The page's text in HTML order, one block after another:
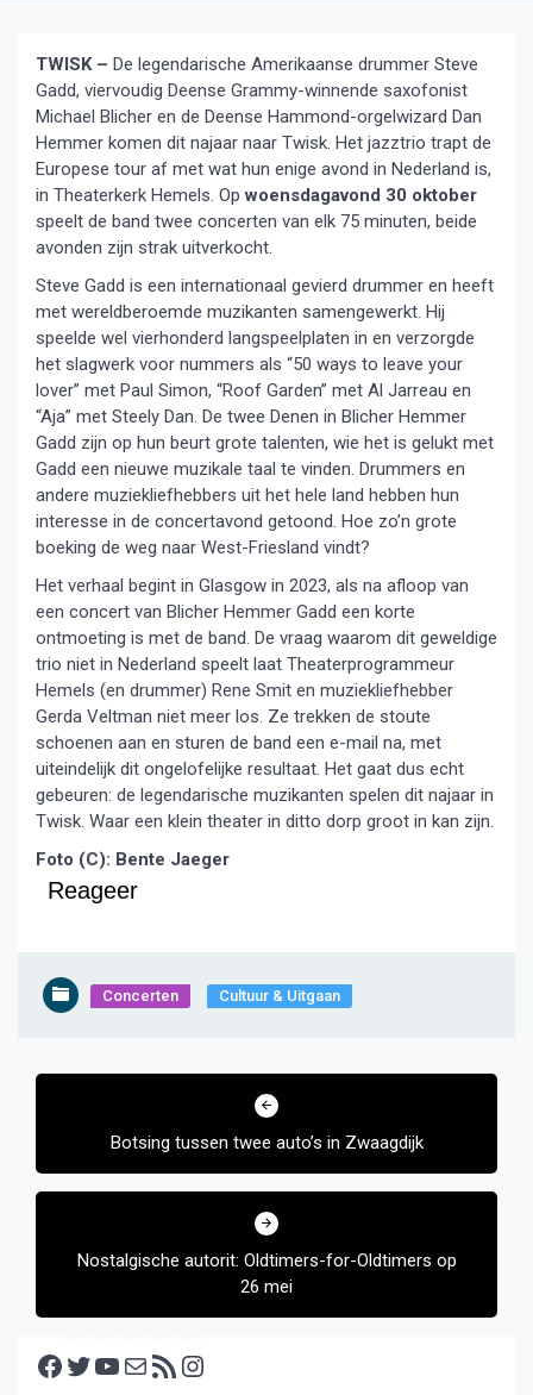
TWISK – De legendarische Amerikaanse drummer Steve
Gadd, viervoudig Deense Grammy-winnende saxofonist
Michael Blicher en de Deense Hammond-orgelwizard Dan
Hemmer komen dit najaar naar Twisk. Het jazztrio trapt de
Europese tour af met wat hun enige avond in Nederland is,
in Theaterkerk Hemels. Opwoensdagavond 30 oktober
speelt de band twee concerten van elk 75 minuten, beide
avonden zijn strak uitverkocht.
Steve Gadd is een internationaal gevierd drummer en heeft
met wereldberoemde muzikanten samengewerkt. Hij
speelde wel vierhonderd langspeelplaten in en verzorgde
het slagwerk voor nummers als “50 ways to leave your
lover” met Paul Simon, “Roof Garden” met Al Jarreau en
“Aja” met Steely Dan. De twee Denen in Blicher Hemmer
Gadd zijn op hun beurt grote talenten, wie het is gelukt met
Gadd een nieuwe muzikale taal te vinden. Drummers en
andere muziekliefhebbers uit het hele land hebben hun
interesse in de concertavond getoond. Hoe zo’n grote
boeking de weg naar West-Friesland vindt?
Het verhaal begint in Glasgow in 2023, als na afloop van
een concert van Blicher Hemmer Gadd een korte
ontmoeting is met de band. De vraag waarom dit geweldige
trio niet in Nederland speelt laat Theaterprogrammeur
Hemels (en drummer) Rene Smit en muziekliefhebber
Gerda Veltman niet meer los. Ze trekken de stoute
schoenen aan en sturen de band een e-mail na, met
uiteindelijk dit ongelofelijke resultaat. Het gaat dus echt
gebeuren: de legendarische muzikanten spelen dit najaar in
Twisk. Waar een klein theater in ditto dorp groot in kan zijn.
Foto (C): Bente Jaeger
Reageer
Concerten Cultuur & Uitgaan
Bericht
Botsing tussen twee auto’s in Zwaagdijk
Nostalgische autorit: Oldtimers-for-Oldtimers op
26 mei
Facebook Twitter YouTube E-mail RSS feed